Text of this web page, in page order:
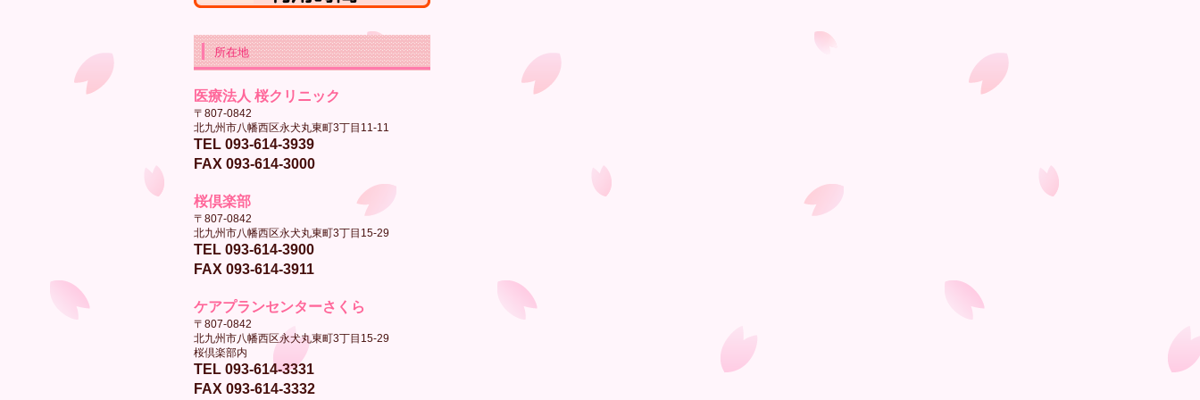
所在地
医療法人 桜クリニック
〒807-0842
北九州市八幡西区永犬丸東町3丁目11-11
TEL 093-614-3939
FAX 093-614-3000
桜倶楽部
〒807-0842
北九州市八幡西区永犬丸東町3丁目15-29
TEL 093-614-3900
FAX 093-614-3911
ケアプランセンターさくら
〒807-0842
北九州市八幡西区永犬丸東町3丁目15-29
桜倶楽部内
TEL 093-614-3331
FAX 093-614-3332